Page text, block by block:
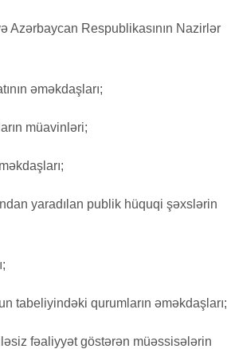
Azərbaycan Respublikasının Nazirlər
əməkdaşları;
müavinləri;
yaradılan publik hüquqi şəxslərin
tabeliyindəki qurumların əməkdaşları;
fəaliyyət göstərən müəssisələrin